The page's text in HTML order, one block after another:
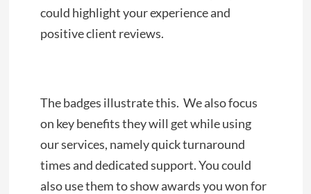
could highlight your experience and
positive client reviews.
The badges illustrate this. We also focus
on key benefits they will get while using
our services, namely quick turnaround
times and dedicated support. You could
also use them to show awards you won for